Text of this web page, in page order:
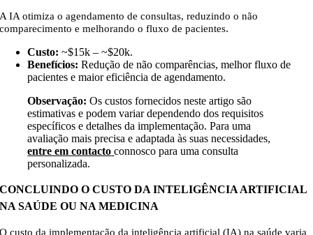
A IA otimiza o agendamento de consultas, reduzindo o não
comparecimento e melhorando o fluxo de pacientes.
Custo: ~$15k – ~$20k.
Benefícios:Redução de não comparências, melhor fluxo de
pacientes e maior eficiência de agendamento.
Observação:Os custos fornecidos neste artigo são
estimativas e podem variar dependendo dos requisitos
específicos e detalhes da implementação. Para uma
avaliação mais precisa e adaptada às suas necessidades,
entre em contacto connosco para uma consulta
personalizada.
CONCLUINDO O CUSTO DA INTELIGÊNCIA ARTIFICIAL
NA SAÚDE OU NA MEDICINA
O custo da implementação da inteligência artificial (IA) na saúde varia